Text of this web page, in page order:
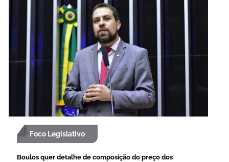
Foco Legislativo
Boulos quer detalhe de composição do preço dos